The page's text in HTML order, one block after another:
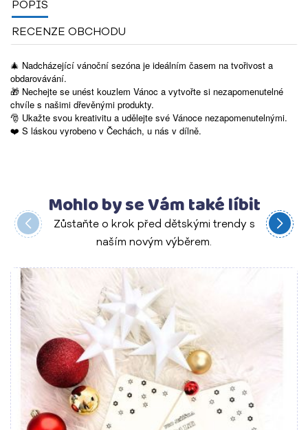
POPIS
RECENZE OBCHODU
🎄 Nadcházející vánoční sezóna je ideálním časem na tvořivost a
obdarovávání.
🎁 Nechejte se unést kouzlem Vánoc a vytvořte si nezapomenutelné
chvíle s našimi dřevěnými produkty.
🎅 Ukažte svou kreativitu a udělejte své Vánoce nezapomenutelnými.
❤️ S láskou vyrobeno v Čechách, u nás v dílně.
Mohlo by se Vám také líbit
Zůstaňte o krok před dětskými trendy s
naším novým výběrem.